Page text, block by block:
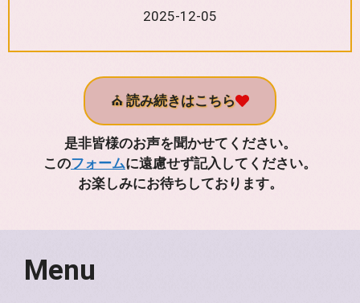
2025-12-05
⛪読み続きはこちら
是非皆様のお声を聞かせてください。
このフォームに遠慮せず記入してください。
お楽しみにお待ちしております。
Menu